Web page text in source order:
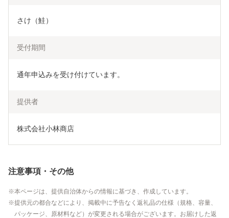
さけ（鮭）
受付期間
通年申込みを受け付けています。
提供者
株式会社小林商店
注意事項・その他
本ページは、提供自治体からの情報に基づき、作成しています。
提供元の都合などにより、掲載中に予告なく返礼品の仕様（規格、容量、
パッケージ、原材料など）が変更される場合がございます。お届けした返